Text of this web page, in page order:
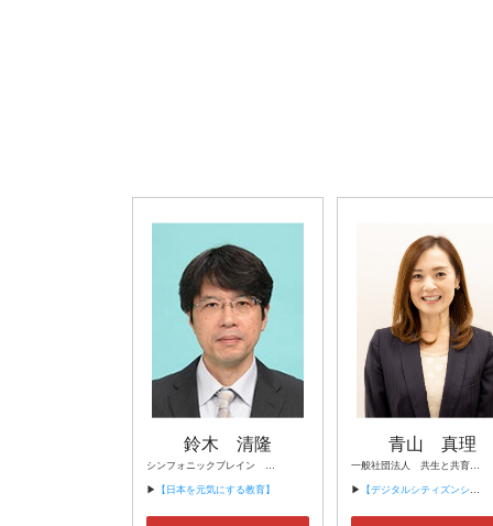
鈴木 清隆
シンフォニックブレイン 代表
▶ 【日本を元気にする教育】
青山 真理
一般社団法人 共生と共育ネットワーク 理事
▶ 【デジタルシティズンシップ講座】